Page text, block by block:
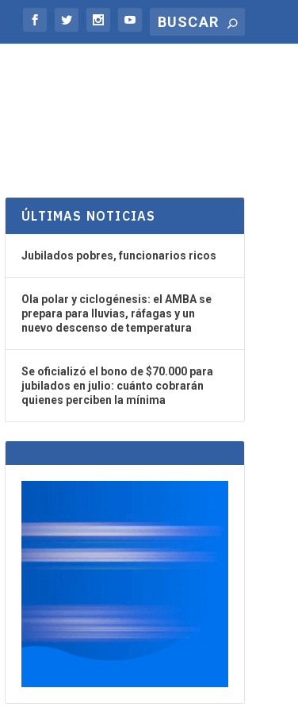
ÚLTIMAS NOTICIAS
Jubilados pobres, funcionarios ricos
Ola polar y ciclogénesis: el AMBA se
prepara para lluvias, ráfagas y un
nuevo descenso de temperatura
Se oficializó el bono de $70.000 para
jubilados en julio: cuánto cobrarán
quienes perciben la mínima